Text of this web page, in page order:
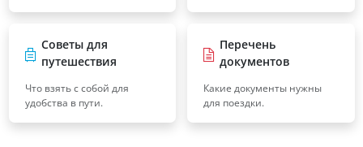
Советы для
путешествия
Что взять с собой для
удобства в пути.
Перечень
документов
Какие документы нужны
для поездки.